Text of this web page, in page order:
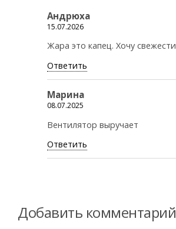
Андрюха
15.07.2026
Жара это капец. Хочу свежести
Ответить
Марина
08.07.2025
Вентилятор выручает
Ответить
Добавить комментарий